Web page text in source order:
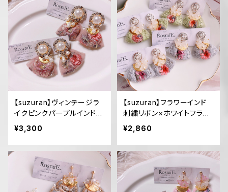
【suzuran】ヴィンテージラ
イクピンクパープルインド刺
繍リボン ピアス/イヤリング
¥3,300
【suzuran】フラワーインド
刺繍リボン×ホワイトフラワ
ー ピアス/イヤリング(ブル
ー/グリーン)
¥2,860